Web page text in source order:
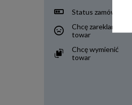
Status zamówienia
Chcę zareklamować
towar
Chcę wymienić
towar